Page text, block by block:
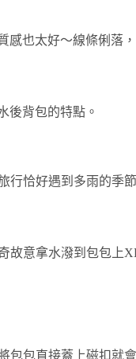
感也太好～線條俐
後背包的特點。
行恰好遇到多雨的季
故意拿水潑到包包上
包包直接蓋上磁扣就